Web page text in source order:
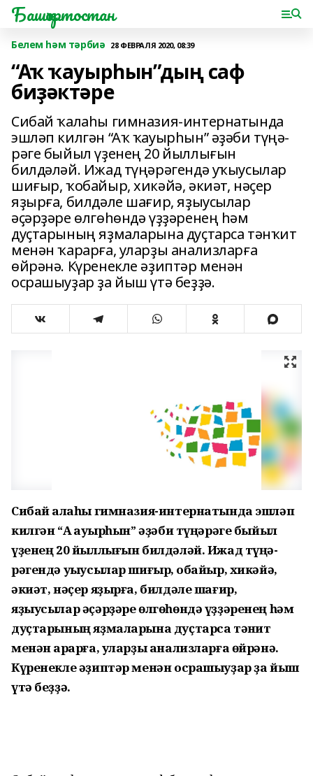
Башҡортостан
Белем һәм тәрбиә 28 ФЕВРАЛЯ 2020, 08:39
“Аҡ ҡауырһын”дың саф
биҙәктәре
Сибай ҡалаһы гимназия-интернатында
эшләп кил­гән “Аҡ ҡауырһын” әҙәби тү­ңә­
рәге быйыл үҙенең 20 йыл­лығын
билдәләй. Ижад түңә­рәгендә уҡыусылар
шиғыр, ҡобайыр, хикәйә, әкиәт, нәҫер
яҙырға, билдәле шағир, яҙыусылар
әҫәрҙәре өлгөһөндә үҙҙәренең һәм
дуҫтарының яҙмаларына дуҫтарса тәнҡит
менән ҡарарға, уларҙы анализларға
өйрәнә. Күренекле әҙиптәр менән
осрашыуҙар ҙа йыш үтә беҙҙә.
Сибай ҡалаһы гимназия-интернатында эшләп
кил­гән “Аҡ ҡауырһын” әҙәби тү­ңә­рәге быйыл
үҙенең 20 йыл­лығын билдәләй. Ижад түңә­
рәгендә уҡыусылар шиғыр, ҡобайыр, хикәйә,
әкиәт, нәҫер яҙырға, билдәле шағир,
яҙыусылар әҫәрҙәре өлгөһөндә үҙҙәренең һәм
дуҫтарының яҙмаларына дуҫтарса тәнҡит
менән ҡарарға, уларҙы анализларға өйрәнә.
Күренекле әҙиптәр менән осрашыуҙар ҙа йыш
үтә беҙҙә.